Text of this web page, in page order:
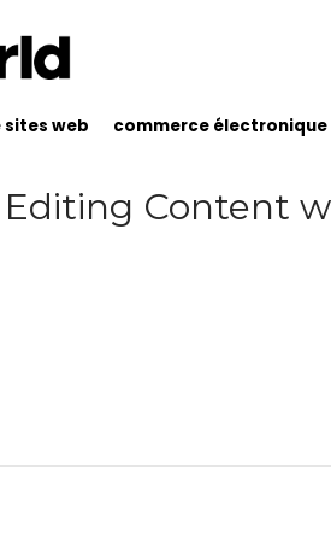
web commerce électronique
Editing Content